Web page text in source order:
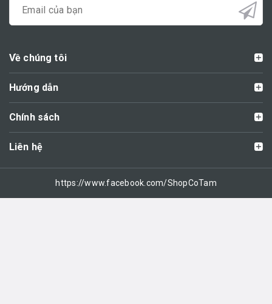
Về chúng tôi
Hướng dẫn
Chính sách
Liên hệ
https://www.facebook.com/ShopCoTam